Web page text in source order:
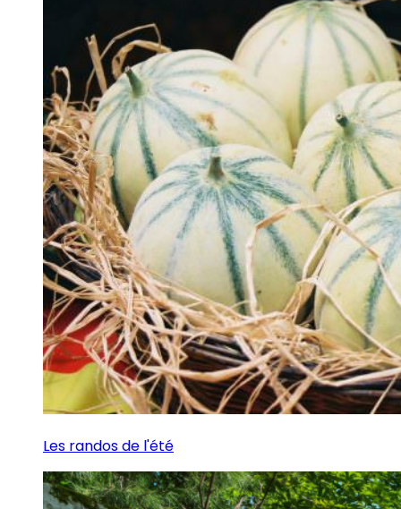
Les randos de l'été